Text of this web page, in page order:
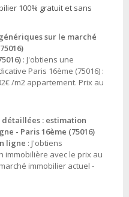
100% gratuit et sans
sur le marché
: J'obtiens une
Paris 16ème (75016) :
/m2 appartement. Prix au
: estimation
- Paris 16ème (75016)
ligne : J'obtiens
immobilière avec le prix au
immobilier actuel -